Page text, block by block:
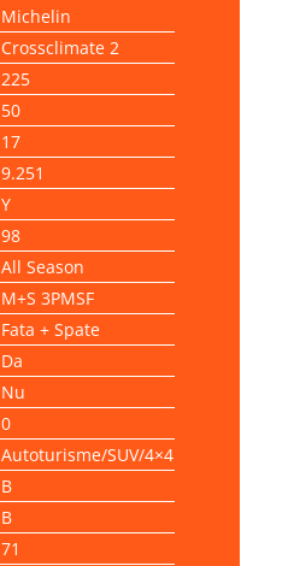
Michelin
Crossclimate 2
225
50
17
9.251
Y
98
All Season
M+S 3PMSF
Fata + Spate
Da
Nu
0
Autoturisme/SUV/4×4
B
B
71